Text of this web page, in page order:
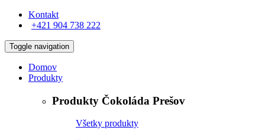
Kontakt
+421 904 738 222
Toggle navigation
Domov
Produkty
Produkty Čokoláda Prešov
Všetky produkty